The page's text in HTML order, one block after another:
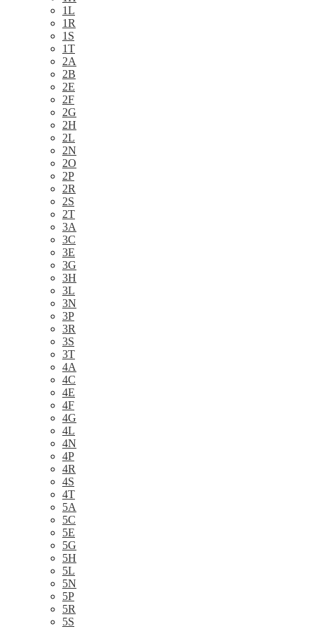
1L
1R
1S
1T
2A
2B
2E
2F
2G
2H
2L
2N
2O
2P
2R
2S
2T
3A
3C
3E
3G
3H
3L
3N
3P
3R
3S
3T
4A
4C
4E
4F
4G
4L
4N
4P
4R
4S
4T
5A
5C
5E
5G
5H
5L
5N
5P
5R
5S